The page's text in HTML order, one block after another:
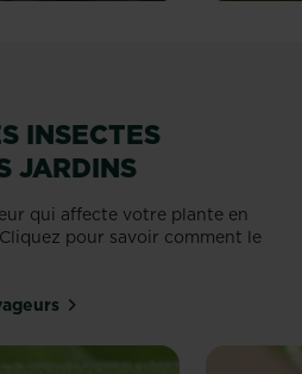
INSECTES
JARDINS
qui affecte votre plante en
pour savoir comment le